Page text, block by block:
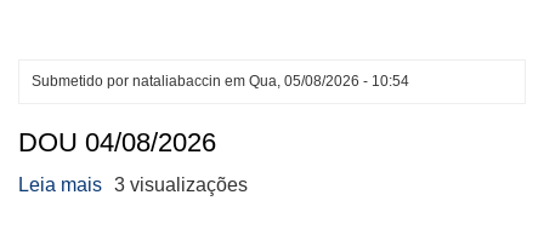
Submetido por nataliabaccin em Qua, 05/08/2026 - 10:54
DOU 04/08/2026
Leia mais sobre
3 visualizações